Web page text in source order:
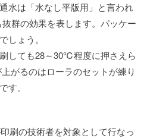
水は「水なし平版用」と言われ
群の効果を表します。パッケー
しょう。
しても28～30℃程度に押さえら
がるのはローラのセットが練り
す。
刷の技術者を対象として行なっ